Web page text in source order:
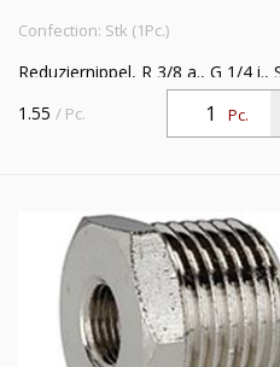
Confection: Stk (1Pc.)
Reduziernippel, R 3/8 a., G 1/4 i.,
Messing vernickelt, Arbeitsdruck
25 bar, Betriebstemp. max. 150 °C
Pc.
1.55 / Pc.